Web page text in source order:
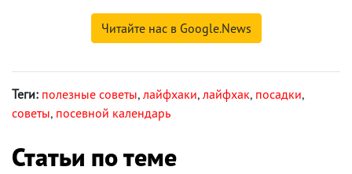
Читайте нас в Google.News
Теги: полезные советы, лайфхаки, лайфхак, посадки,
советы, посевной календарь
Статьи по теме